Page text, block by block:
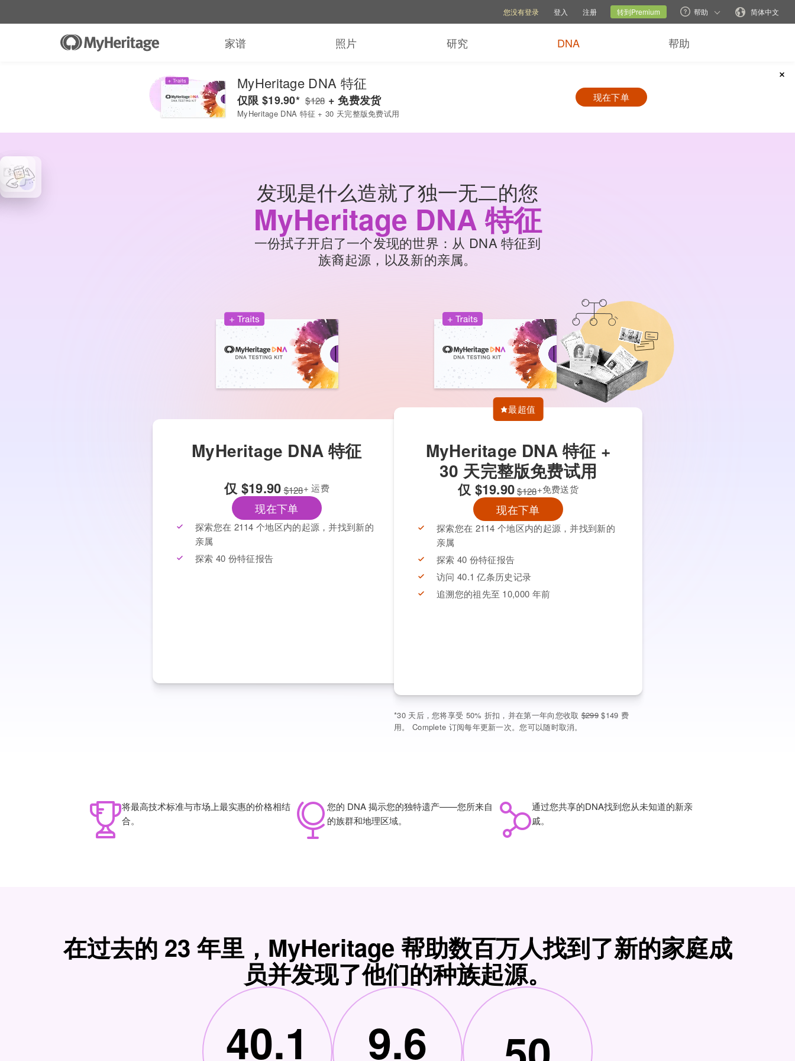
更改语言
您没有登录 登入 注册 转到Premium 帮助 简体中文
家谱 照片 研究 DNA 帮助
MyHeritage DNA 特征
仅限$19.90* $128+ 免费发货
MyHeritage DNA 特征 + 30 天完整版免费试用
现在下单
发现是什么造就了独一无二的您
MyHeritage DNA 特征
一份拭子开启了一个发现的世界：从 DNA 特征到
族裔起源，以及新的亲属。
MyHeritage DNA 特征
仅 $19.90 $128+ 运费
现在下单
探索您在 2114 个地区内的起源，并找到新的
亲属
探索 40 份特征报告
最超值
MyHeritage DNA 特征 +
30 天完整版免费试用
仅 $19.90 $128+免费送货
现在下单
探索您在 2114 个地区内的起源，并找到新的
亲属
探索 40 份特征报告
访问 40.1 亿条历史记录
追溯您的祖先至 10,000 年前
*30 天后，您将享受 50% 折扣，并在第一年向您收取$299$149 费
用。 Complete 订阅每年更新一次。您可以随时取消。
将最高技术标准与市场上最实惠的价格相结
合。
您的 DNA 揭示您的独特遗产——您所来自
的族群和地理区域。
通过您共享的DNA找到您从未知道的新亲
戚。
在过去的 23 年里，MyHeritage 帮助数百万人找到了新的家庭成
员并发现了他们的种族起源。
40.1 9.6